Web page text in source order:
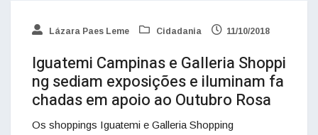
Lázara Paes Leme Cidadania 11/10/2018
Iguatemi Campinas e Galleria Shoppi
ng sediam exposições e iluminam fa
chadas em apoio ao Outubro Rosa
Os shoppings Iguatemi e Galleria Shopping